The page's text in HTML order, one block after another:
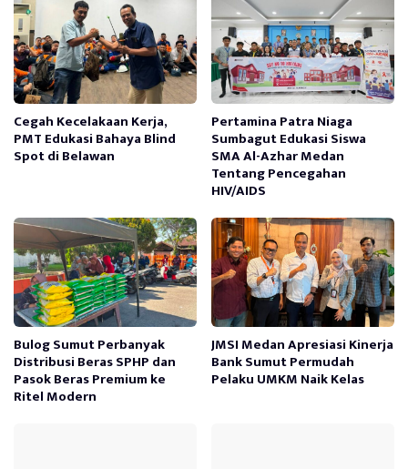
Cegah Kecelakaan Kerja,
PMT Edukasi Bahaya Blind
Spot di Belawan
Pertamina Patra Niaga
Sumbagut Edukasi Siswa
SMA Al-Azhar Medan
Tentang Pencegahan
HIV/AIDS
Bulog Sumut Perbanyak
Distribusi Beras SPHP dan
Pasok Beras Premium ke
Ritel Modern
JMSI Medan Apresiasi Kinerja
Bank Sumut Permudah
Pelaku UMKM Naik Kelas